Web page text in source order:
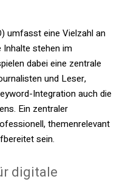
umfasst eine Vielzahl an
stehen im
dabei eine zentrale
und Leser,
Integration auch die
Ein zentraler
themenrelevant
sein.
digitale